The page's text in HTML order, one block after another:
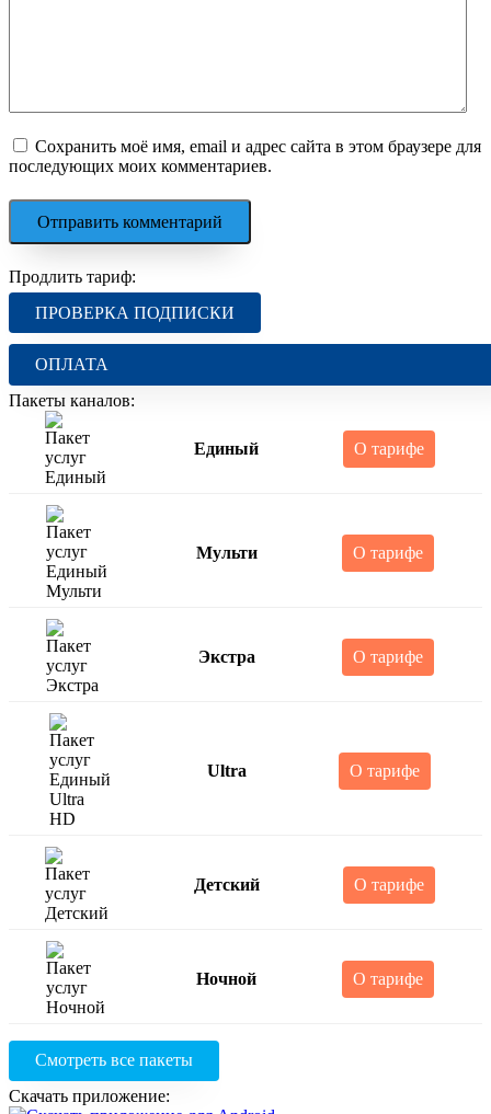
Сохранить моё имя, email и адрес сайта в этом браузере для
последующих моих комментариев.
Продлить тариф:
ПРОВЕРКА ПОДПИСКИ
ОПЛАТА
Пакеты каналов:
Единый О тарифе
Мульти О тарифе
Экстра О тарифе
Ultra О тарифе
Детский О тарифе
Ночной О тарифе
Смотреть все пакеты
Скачать приложение: